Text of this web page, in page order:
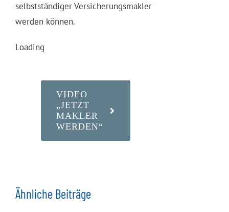
selbstständiger Versicherungsmakler
werden können.
Loading
VIDEO
„JETZT
MAKLER
WERDEN“
Ähnliche Beiträge